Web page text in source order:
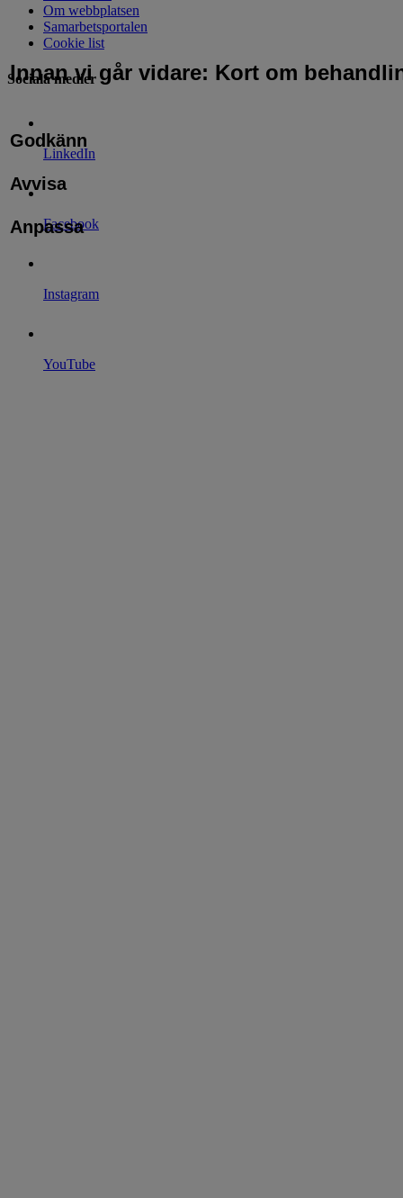
Innan vi går vidare: Kort om
Anpassa
Avvisa
Godkänn
Om webbplatsen
Samarbetsportalen
Cookie list
Sociala medier
LinkedIn
Facebook
Instagram
YouTube